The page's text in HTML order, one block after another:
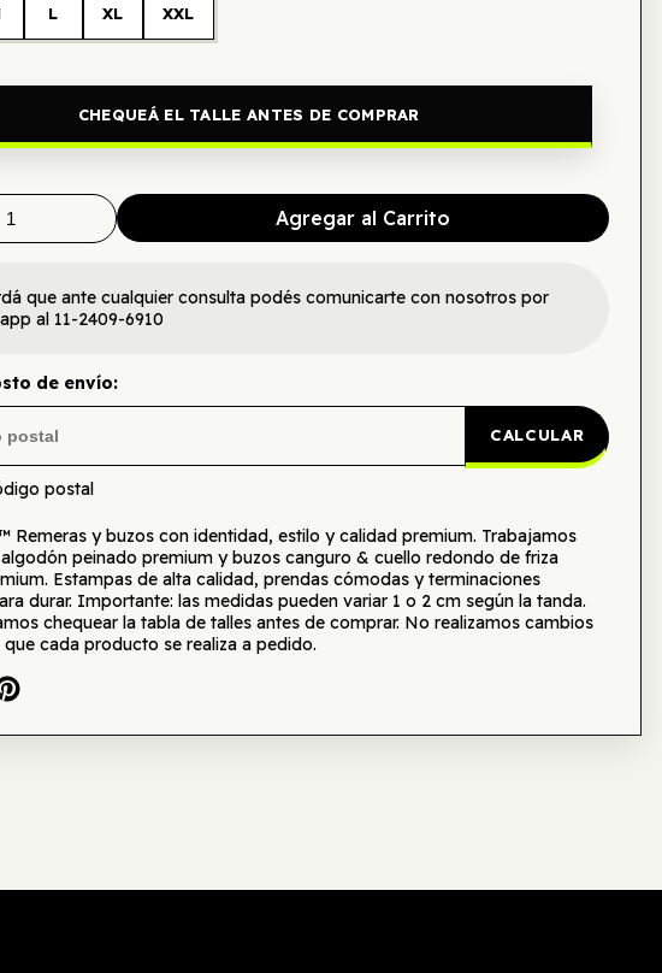
L XL XXL
CHEQUEÁ EL TALLE ANTES DE COMPRAR
Agregar al Carrito
que ante cualquier consulta podés comunicarte con nosotros por
al 11-2409-6910
de envío:
CALCULAR
postal
Remeras y buzos con identidad, estilo y calidad premium. Trabajamos
peinado premium y buzos canguro & cuello redondo de friza
Estampas de alta calidad, prendas cómodas y terminaciones
durar. Importante: las medidas pueden variar 1 o 2 cm según la tanda.
chequear la tabla de talles antes de comprar. No realizamos cambios
cada producto se realiza a pedido.